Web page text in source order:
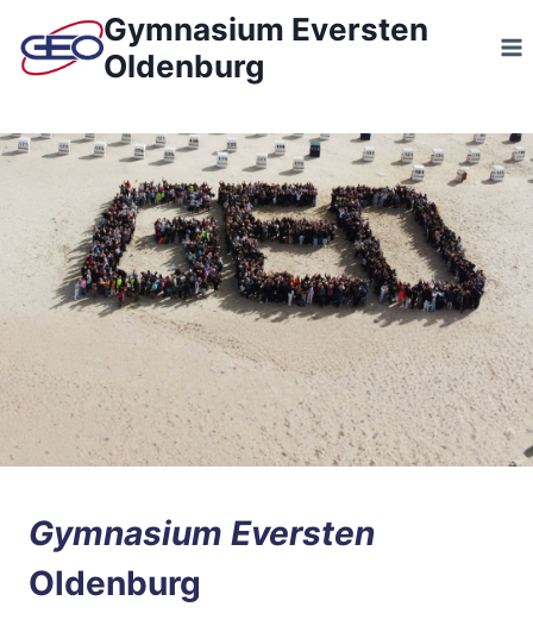
Inhalt
springen
Gymnasium Eversten
Oldenburg
Gymnasium Eversten
Oldenburg